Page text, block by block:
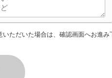
ただいた場合は、確認画面へお進み